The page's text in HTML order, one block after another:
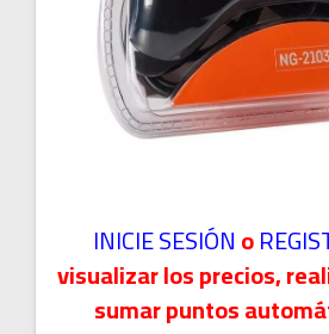
INICIE SESIÓNo
visualizar los precios,
sumar puntos